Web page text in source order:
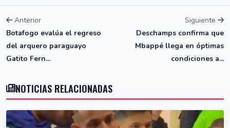
Anterior
Botafogo evalúa el regreso
del arquero paraguayo
Gatito Fern...
Siguiente
Deschamps confirma que
Mbappé llega en óptimas
condiciones a...
NOTICIAS RELACIONADAS